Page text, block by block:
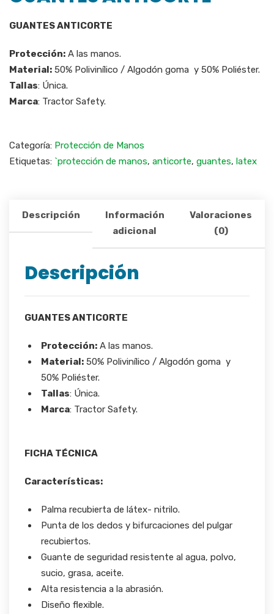
GUANTES ANTICORTE
Protección: A las manos.
Material: 50% Polivinílico / Algodón goma y 50% Poliéster.
Tallas: Única.
Marca: Tractor Safety.
Categoría: Protección de Manos
Etiquetas: `protección de manos, anticorte, guantes, latex
Descripción
Información
adicional
Valoraciones
(0)
Descripción
GUANTES ANTICORTE
Protección: A las manos.
Material: 50% Polivinílico / Algodón goma y
50% Poliéster.
Tallas: Única.
Marca: Tractor Safety.
FICHA TÉCNICA
Características:
Palma recubierta de látex- nitrilo.
Punta de los dedos y bifurcaciones del pulgar
recubiertos.
Guante de seguridad resistente al agua, polvo,
sucio, grasa, aceite.
Alta resistencia a la abrasión.
Diseño flexible.